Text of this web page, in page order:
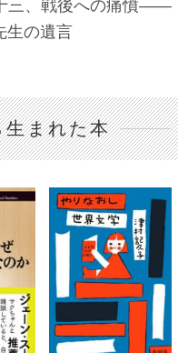
三、戦後への痛憤――
生の遺言
生まれた本